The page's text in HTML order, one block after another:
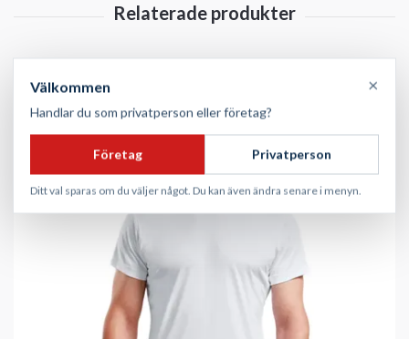
Välkommen ×
Handlar du som privatperson eller företag?
Företag Privatperson
Ditt val sparas om du väljer något. Du kan även ändra senare i menyn.